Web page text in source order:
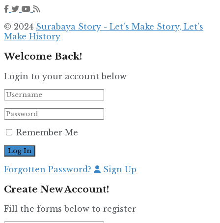
© 2024 Surabaya Story - Let's Make Story, Let's
Make History
Welcome Back!
Login to your account below
Remember Me
Forgotten Password? Sign Up
Create New Account!
Fill the forms below to register